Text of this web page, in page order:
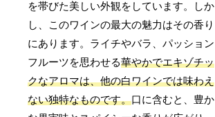
を帯びた美しい外観をしています。しか
し、このワインの最大の魅力はその香り
にあります。ライチやバラ、パッション
フルーツを思わせる華やかでエキゾチッ
クなアロマは、他の白ワインでは味わえ
ない独特なものです。口に含むと、豊か